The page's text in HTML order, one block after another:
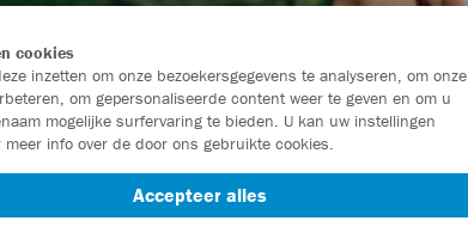
cookies
inzetten om onze bezoekersgegevens te analyseren, om onze
om gepersonaliseerde content weer te geven en om u
mogelijke surfervaring te bieden. U kan uw instellingen
meer info over de door ons gebruikte cookies.
Accepteer alles